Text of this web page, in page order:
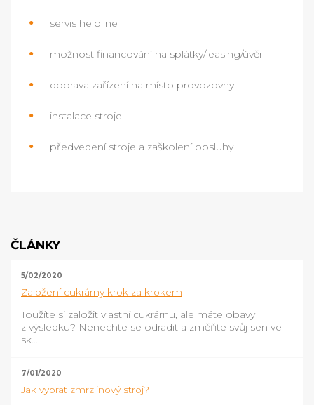
servis helpline
možnost financování na splátky/leasing/úvěr
doprava zařízení na místo provozovny
instalace stroje
předvedení stroje a zaškolení obsluhy
ČLÁNKY
5/02/2020
Založení cukrárny krok za krokem
Toužíte si založit vlastní cukrárnu, ale máte obavy
z výsledku? Nenechte se odradit a změňte svůj sen ve
sk...
7/01/2020
Jak vybrat zmrzlinový stroj?